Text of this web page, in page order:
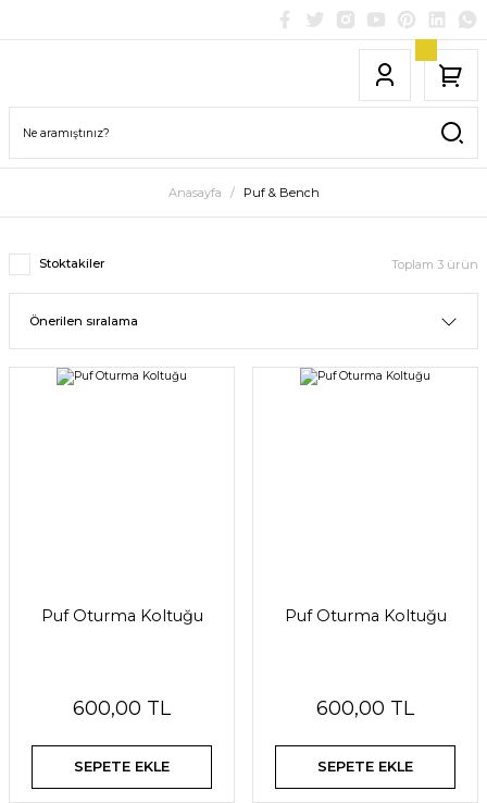
Anasayfa Puf & Bench
Stoktakiler Toplam 3 ürün
Puf Oturma Koltuğu
600,00 TL
SEPETE EKLE
Puf Oturma Koltuğu
600,00 TL
SEPETE EKLE